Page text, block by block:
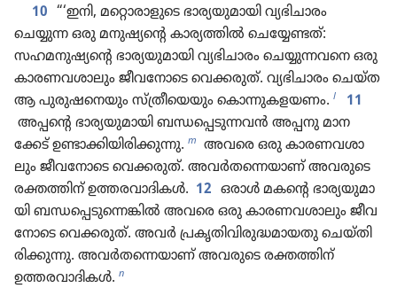
10 “‘ഇനി, മറ്റൊ​രാ​ളു​ടെ ഭാര്യ​യു​മാ​യി വ്യഭി​ചാ​രം
ചെയ്യുന്ന ഒരു മനുഷ്യ​ന്റെ കാര്യ​ത്തിൽ ചെയ്യേ​ണ്ടത്‌:
സഹമനു​ഷ്യ​ന്റെ ഭാര്യ​യു​മാ​യി വ്യഭി​ചാ​രം ചെയ്യു​ന്ന​വനെ ഒരു
കാരണ​വ​ശാ​ലും ജീവ​നോ​ടെ വെക്കരു​ത്‌. വ്യഭി​ചാ​രം ചെയ്‌ത
ആ പുരു​ഷനെ​യും സ്‌ത്രീയെ​യും കൊന്നു​ക​ള​യണം. l
11
അപ്പന്റെ ഭാര്യ​യു​മാ​യി ബന്ധപ്പെ​ടു​ന്നവൻ അപ്പനു മാന​
ക്കേട്‌ ഉണ്ടാക്കി​യി​രി​ക്കു​ന്നു. m
അവരെ ഒരു കാരണ​വ​ശാ​
ലും ജീവ​നോ​ടെ വെക്കരു​ത്‌. അവർതന്നെ​യാണ്‌ അവരുടെ
രക്തത്തിന്‌ ഉത്തരവാ​ദി​കൾ. 12 ഒരാൾ മകന്റെ ഭാര്യ​യു​മാ​
യി ബന്ധപ്പെ​ടുന്നെ​ങ്കിൽ അവരെ ഒരു കാരണ​വ​ശാ​ലും ജീവ​
നോ​ടെ വെക്കരു​ത്‌. അവർ പ്രകൃ​തി​വി​രു​ദ്ധ​മാ​യതു ചെയ്‌തി​
രി​ക്കു​ന്നു. അവർതന്നെ​യാണ്‌ അവരുടെ രക്തത്തിന്‌
ഉത്തരവാ​ദി​കൾ. n